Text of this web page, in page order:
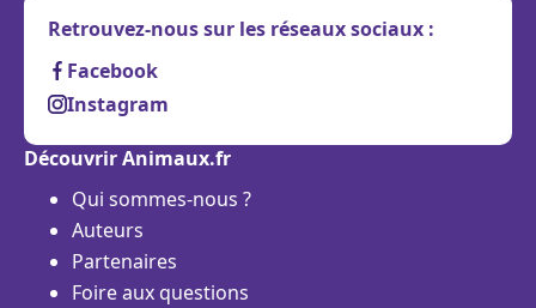
Retrouvez-nous sur les réseaux sociaux :
Facebook
Instagram
Découvrir Animaux.fr
Qui sommes-nous ?
Auteurs
Partenaires
Foire aux questions